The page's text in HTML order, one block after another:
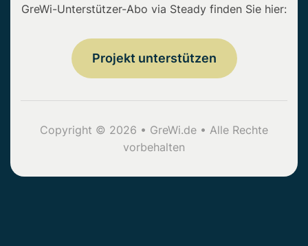
GreWi-Unterstützer-Abo via Steady finden Sie hier:
Projekt unterstützen
Copyright © 2026 • GreWi.de • Alle Rechte
vorbehalten